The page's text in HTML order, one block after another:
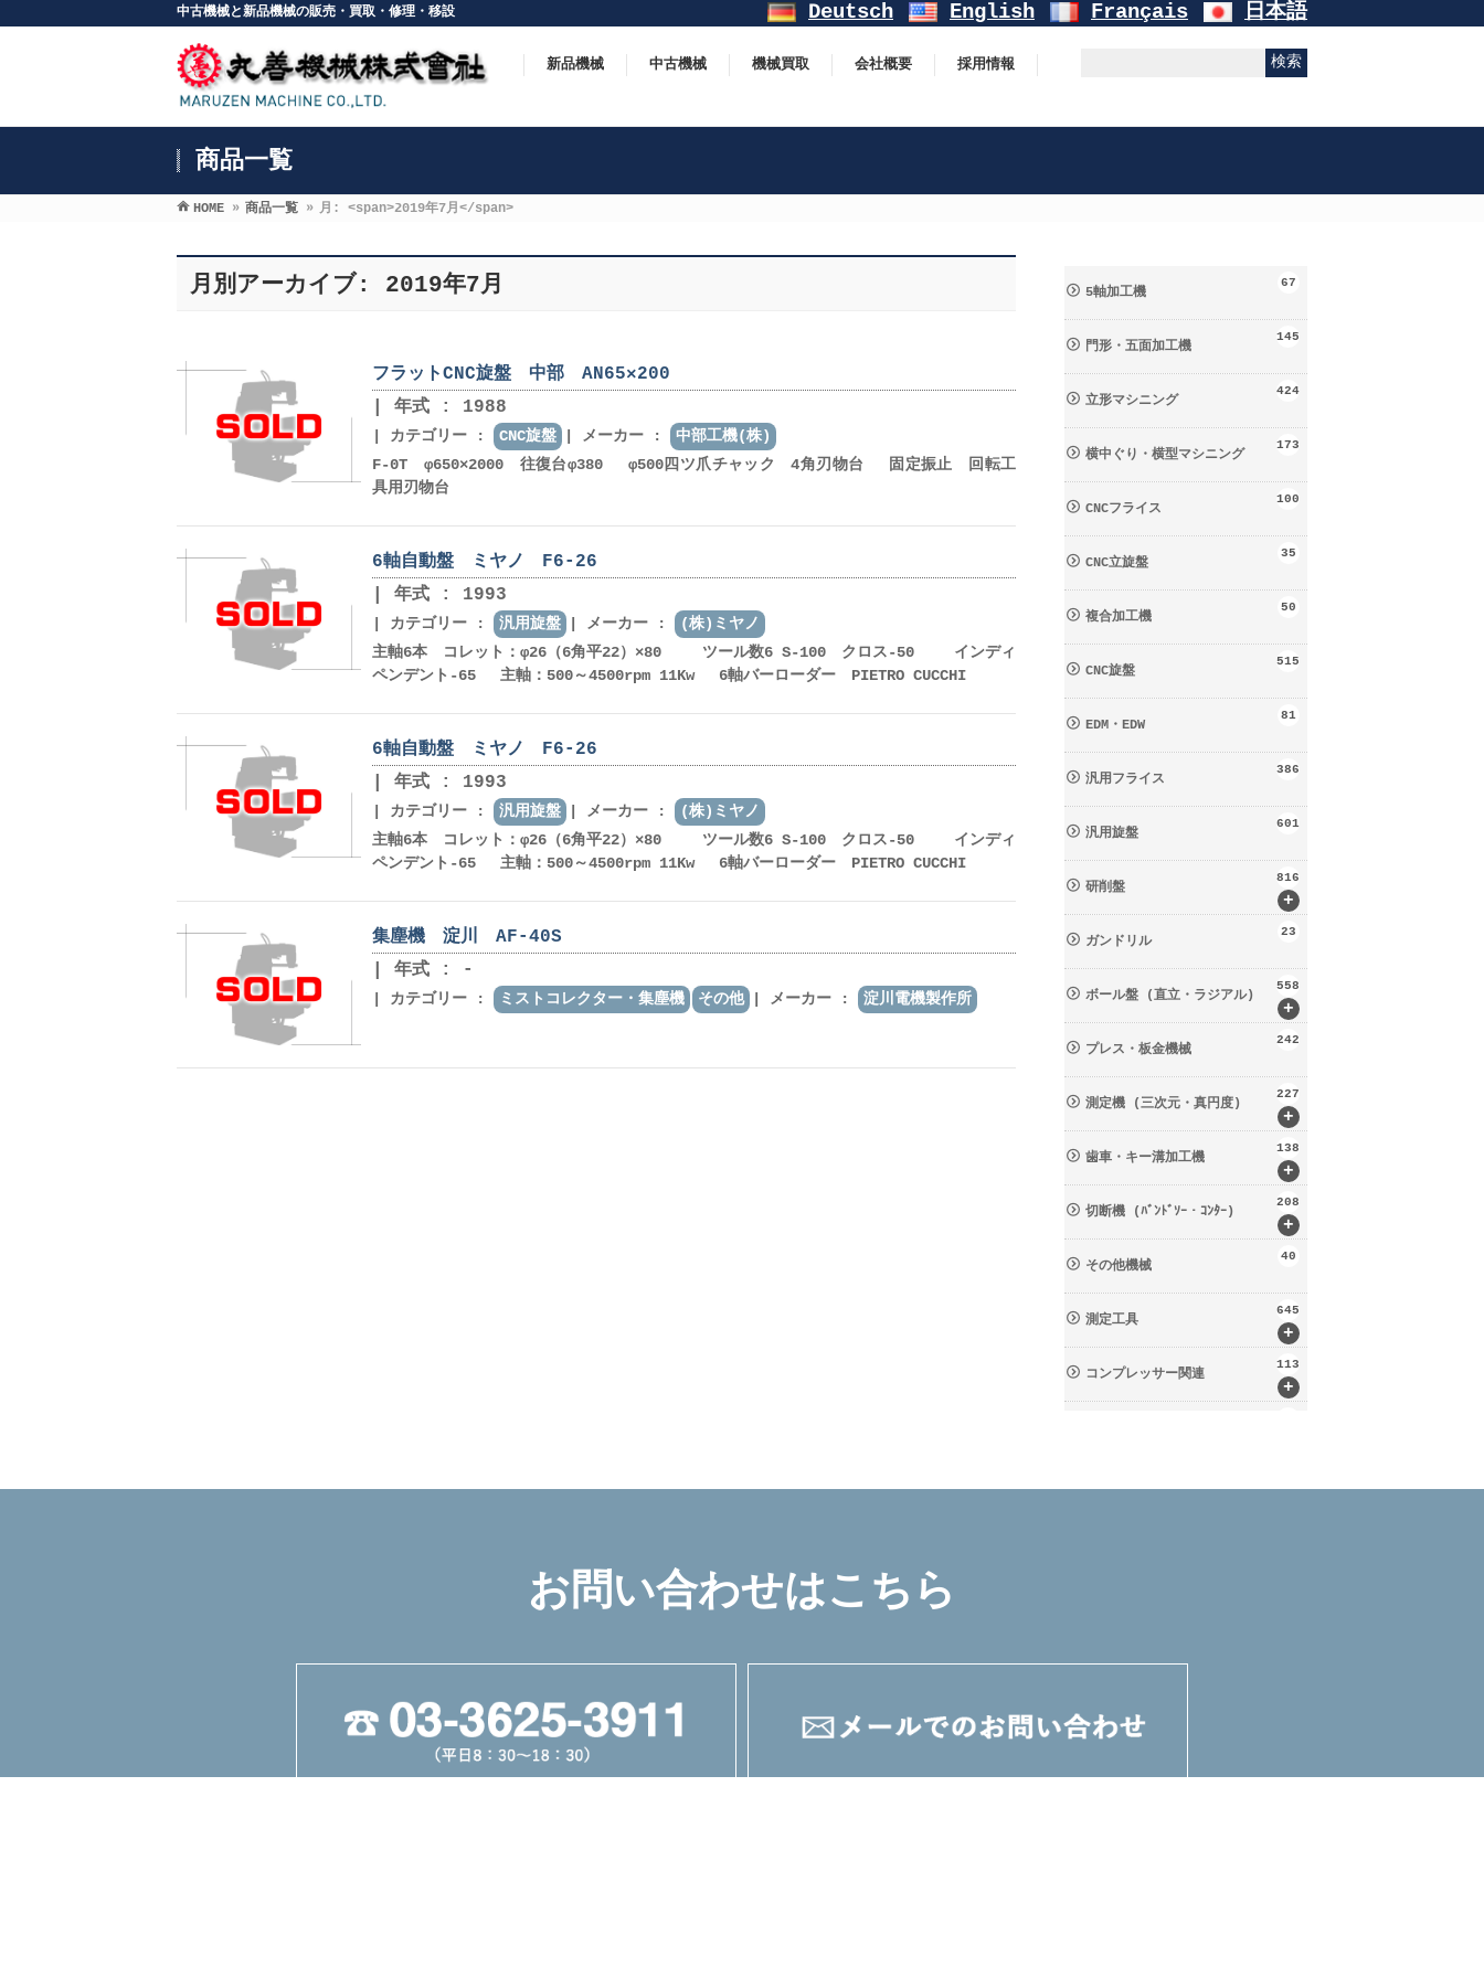
中古機械と新品機械の販売・買取・修理・移設 Deutsch English Français 日本語
新品機械 中古機械 機械買取 会社概要 採用情報
商品一覧
HOME » 商品一覧 » 月: <span>2019年7月</span>
月別アーカイブ: 2019年7月
フラットCNC旋盤 中部 AN65×200
年式 : 1988
カテゴリー : CNC旋盤 メーカー :
中部工機(株)
F-0T φ650×2000 往復台φ380 φ500四ツ爪チャック 4角刃物台 固定振止 回転工
具用刃物台
6軸自動盤 ミヤノ F6-26
年式 : 1993
カテゴリー : 汎用旋盤 メーカー :
(株)ミヤノ
主軸6本 コレット：φ26（6角平22）×80 ツール数6 S-100 クロス-50 インディ
ペンデント-65 主軸：500～4500rpm 11Kw 6軸バーローダー PIETRO CUCCHI
6軸自動盤 ミヤノ F6-26
年式 : 1993
カテゴリー : 汎用旋盤 メーカー :
(株)ミヤノ
主軸6本 コレット：φ26（6角平22）×80 ツール数6 S-100 クロス-50 インディ
ペンデント-65 主軸：500～4500rpm 11Kw 6軸バーローダー PIETRO CUCCHI
集塵機 淀川 AF-40S
年式 : -
カテゴリー : ミストコレクター・集塵機 その他 メーカー : 淀川電機製作所
5軸加工機
67
門形・五面加工機
145
立形マシニング
424
横中ぐり・横型マシニング
173
CNCフライス
100
CNC立旋盤
35
複合加工機
50
CNC旋盤
515
EDM・EDW
81
汎用フライス
386
汎用旋盤
601
+
研削盤
816
ガンドリル
23
+
ボール盤 (直立・ラジアル)
558
プレス・板金機械
242
+
測定機 (三次元・真円度)
227
+
歯車・キー溝加工機
138
+
切断機 (ﾊﾞﾝﾄﾞｿｰ・ｺﾝﾀｰ)
208
その他機械
40
+
測定工具
645
+
コンプレッサー関連
113
+
お問い合わせはこちら